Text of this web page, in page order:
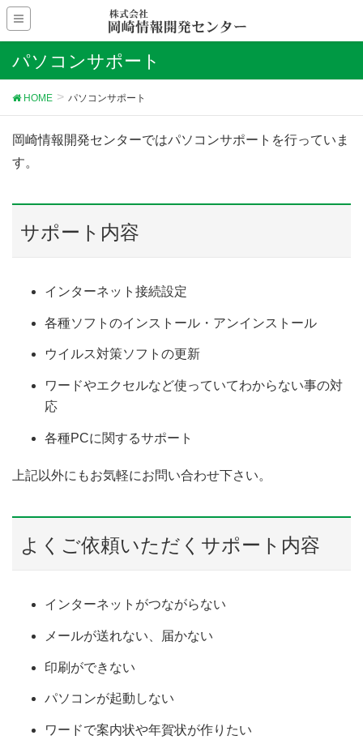
パソコンサポート
HOME パソコンサポート
岡崎情報開発センターではパソコンサポートを行っていま
す。
サポート内容
インターネット接続設定
各種ソフトのインストール・アンインストール
ウイルス対策ソフトの更新
ワードやエクセルなど使っていてわからない事の対
応
各種PCに関するサポート
上記以外にもお気軽にお問い合わせ下さい。
よくご依頼いただくサポート内容
インターネットがつながらない
メールが送れない、届かない
印刷ができない
パソコンが起動しない
ワードで案内状や年賀状が作りたい